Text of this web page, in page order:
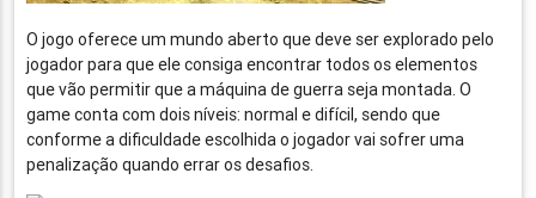
O jogo oferece um mundo aberto que deve ser explorado pelo
jogador para que ele consiga encontrar todos os elementos
que vão permitir que a máquina de guerra seja montada. O
game conta com dois níveis: normal e difícil, sendo que
conforme a dificuldade escolhida o jogador vai sofrer uma
penalização quando errar os desafios.